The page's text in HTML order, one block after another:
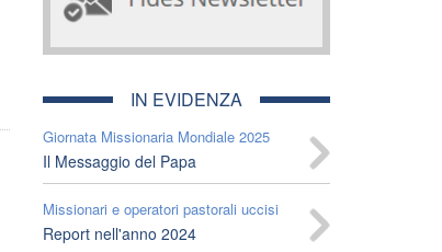
IN EVIDENZA
Giornata Missionaria Mondiale 2025
Il Messaggio del Papa
Missionari e operatori pastorali uccisi
Report nell'anno 2024